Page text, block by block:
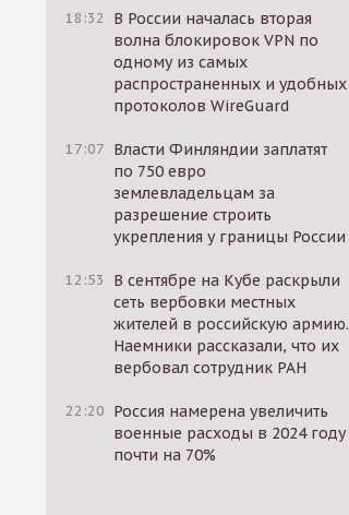
18:32
В России началась вторая
волна блокировок VPN по
одному из самых
распространенных и удобных
протоколов WireGuard
17:07 Власти Финляндии заплатят
по 750 евро
землевладельцам за
разрешение строить
укрепления у границы России
12:53
В сентябре на Кубе раскрыли
сеть вербовки местных
жителей в российскую армию.
Наемники рассказали, что их
вербовал сотрудник РАН
22:20 Россия намерена увеличить
военные расходы в 2024 году
почти на 70%